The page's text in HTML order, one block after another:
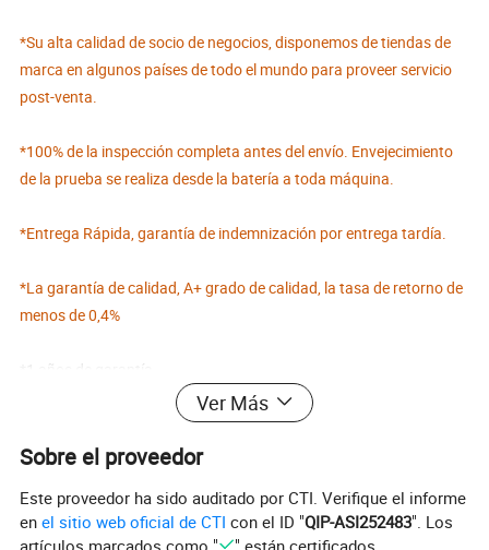
*Su alta calidad de socio de negocios, disponemos de tiendas de
marca en algunos países de todo el mundo para proveer servicio
post-venta.
*100% de la inspección completa antes del envío. Envejecimiento
de la prueba se realiza desde la batería a toda máquina.
*Entrega Rápida, garantía de indemnización por entrega tardía.
*La garantía de calidad, A+ grado de calidad, la tasa de retorno de
menos de 0,4%
*1 años de garantía.
*Servicio de alta calidad, servicio 24 horas
Fotos detalladas
Ver Más
Sobre el proveedor
Este proveedor ha sido auditado por CTI. Verifique el informe
enel sitio web oficial de CTI con el ID "QIP-ASI252483". Los
artículos marcados como "
" están certificados.